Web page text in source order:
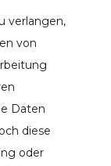
verlangen,
von
Daten
diese
oder